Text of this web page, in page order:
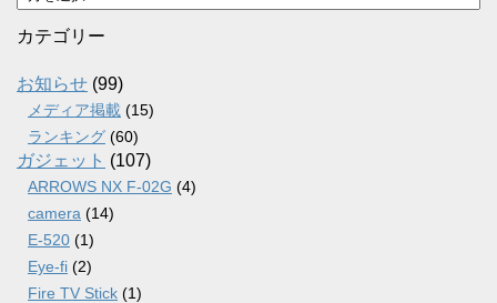
ー
カ
ブ
カテゴリー
お知らせ (99)
メディア掲載 (15)
ランキング (60)
ガジェット (107)
ARROWS NX F-02G (4)
camera (14)
E-520 (1)
Eye-fi (2)
Fire TV Stick (1)